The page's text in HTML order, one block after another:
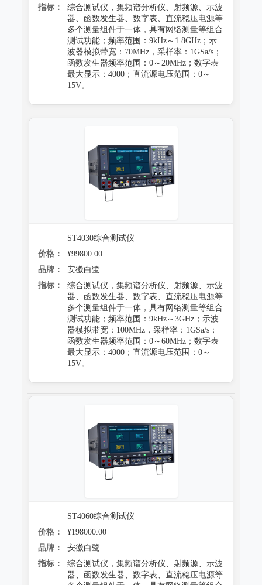
指标：
综合测试仪，集频谱分析仪、射频源、示波
器、函数发生器、数字表、直流稳压电源等
多个测量组件于一体，具有网络测量等组合
测试功能；频率范围：9kHz～1.8GHz；示
波器模拟带宽：70MHz，采样率：1GSa/s；
函数发生器频率范围：0～20MHz；数字表
最大显示：4000；直流源电压范围：0～
15V。
ST4030综合测试仪
价格：
¥99800.00
品牌：
安徽白鹭
指标：
综合测试仪，集频谱分析仪、射频源、示波
器、函数发生器、数字表、直流稳压电源等
多个测量组件于一体，具有网络测量等组合
测试功能；频率范围：9kHz～3GHz；示波
器模拟带宽：100MHz，采样率：1GSa/s；
函数发生器频率范围：0～60MHz；数字表
最大显示：4000；直流源电压范围：0～
15V。
ST4060综合测试仪
价格：
¥198000.00
品牌：
安徽白鹭
指标：
综合测试仪，集频谱分析仪、射频源、示波
器、函数发生器、数字表、直流稳压电源等